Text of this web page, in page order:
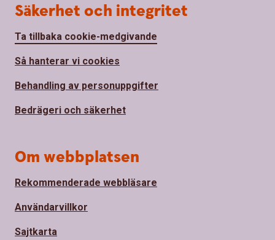
Säkerhet och integritet
Ta tillbaka cookie-medgivande
Så hanterar vi cookies
Behandling av personuppgifter
Bedrägeri och säkerhet
Om webbplatsen
Rekommenderade webbläsare
Användarvillkor
Sajtkarta